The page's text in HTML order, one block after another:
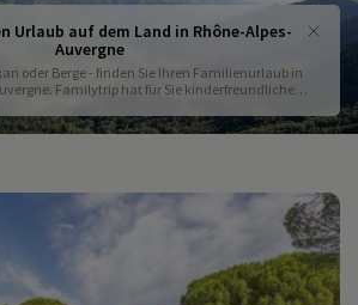
Urlaub auf dem Land in Rhône-Alpes-
Auvergne
oder Berge - finden Sie Ihren Familienurlaub in
Familytrip hat für Sie kinderfreundliche